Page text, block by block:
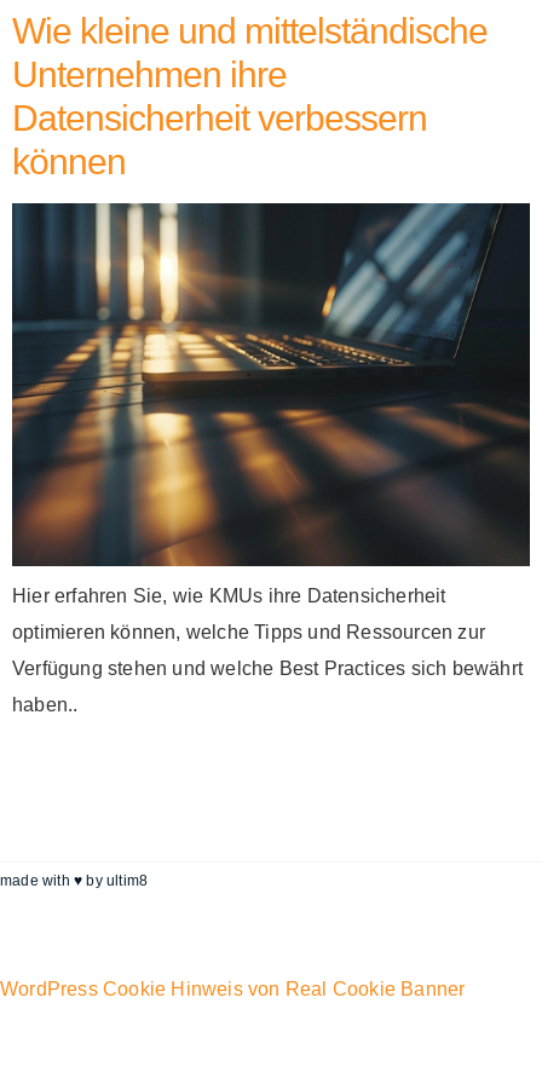
Wie kleine und mittelständische
Unternehmen ihre
Datensicherheit verbessern
können
Hier erfahren Sie, wie KMUs ihre Datensicherheit
optimieren können, welche Tipps und Ressourcen zur
Verfügung stehen und welche Best Practices sich bewährt
haben..
made with ♥ by ultim8
WordPress Cookie Hinweis von Real Cookie Banner